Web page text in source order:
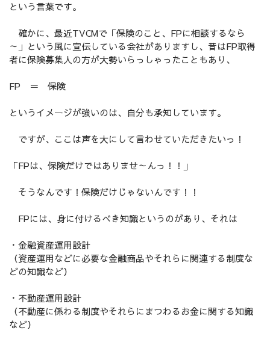
という言葉です。
確かに、最近TVCMで「保険のこと、FPに相談するなら
～」という風に宣伝している会社がありますし、昔はFP取得
者に保険募集人の方が大勢いらっしゃったこともあり、
FP ＝ 保険
というイメージが強いのは、自分も承知しています。
ですが、ここは声を大にして言わせていただきたいっ！
「FPは、保険だけではありませ～んっ！！」
そうなんです！保険だけじゃないんです！！
FPには、身に付けるべき知識というのがあり、それは
・金融資産運用設計
（資産運用などに必要な金融商品やそれらに関連する制度な
どの知識など）
・不動産運用設計
（不動産に係わる制度やそれらにまつわるお金に関する知識
など）